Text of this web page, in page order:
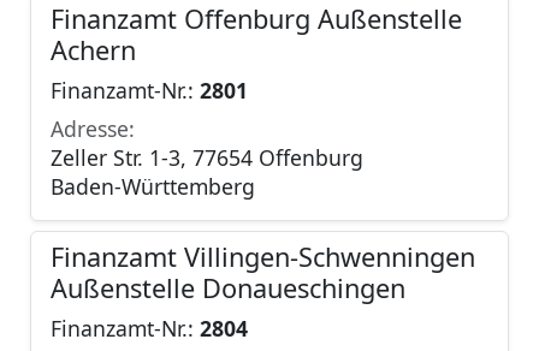
Finanzamt Offenburg Außenstelle
Achern
Finanzamt-Nr.: 2801
Adresse:
Zeller Str. 1-3, 77654 Offenburg
Baden-Württemberg
Finanzamt Villingen-Schwenningen
Außenstelle Donaueschingen
Finanzamt-Nr.: 2804